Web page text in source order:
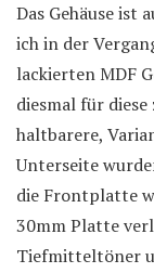
Das Gehäuse ist
ich in der
lackierten MDF
diesmal für
haltbarere,
Unterseite
die Frontplatte
30mm Platte
Tiefmitteltöner